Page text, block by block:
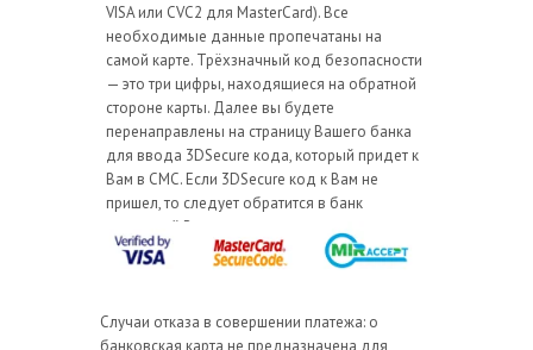
VISA или CVC2 для MasterCard). Все
необходимые данные пропечатаны на
самой карте. Трёхзначный код безопасности
— это три цифры, находящиеся на обратной
стороне карты. Далее вы будете
перенаправлены на страницу Вашего банка
для ввода 3DSecure кода, который придет к
Вам в СМС. Если 3DSecure код к Вам не
пришел, то следует обратится в банк
выдавший Вам карту.
Случаи отказа в совершении платежа: o
банковская карта не предназначена для